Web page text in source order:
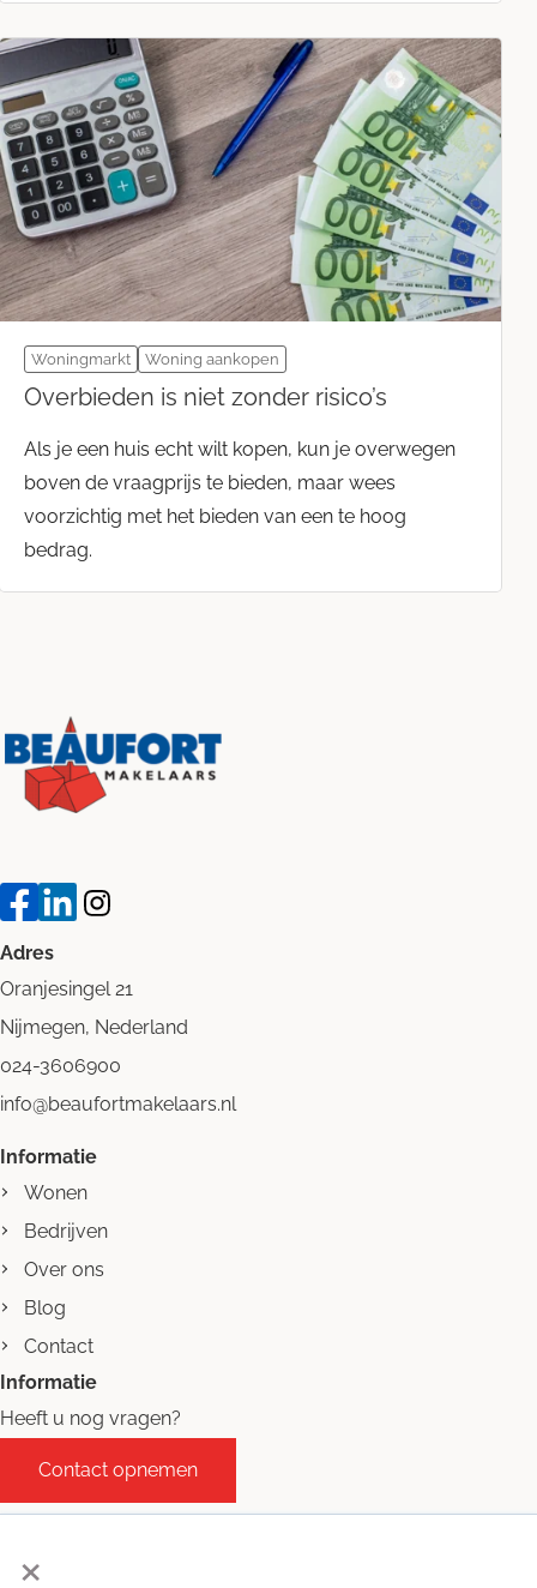
×
Woningmarkt Woning aankopen
Overbieden is niet zonder risico’s
Als je een huis echt wilt kopen, kun je overwegen
boven de vraagprijs te bieden, maar wees
voorzichtig met het bieden van een te hoog
bedrag.
Adres
Oranjesingel 21
Nijmegen, Nederland
024-3606900
info@beaufortmakelaars.nl
Informatie
Wonen
Bedrijven
Over ons
Blog
Contact
Informatie
Heeft u nog vragen?
Contact opnemen